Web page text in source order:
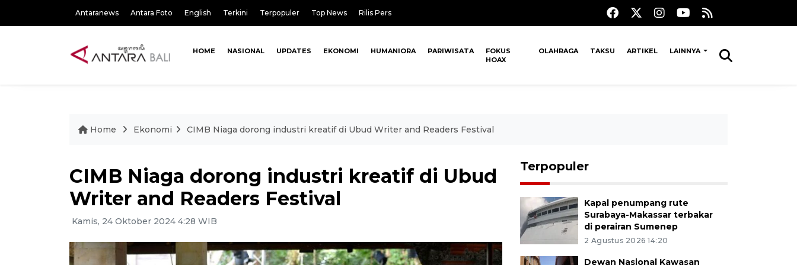
Antaranews Antara Foto English Terkini Terpopuler Top News Rilis Pers
HOME NASIONAL UPDATES EKONOMI HUMANIORA PARIWISATA
FOKUS
HOAX
OLAHRAGA TAKSU ARTIKEL LAINNYA
Home Ekonomi CIMB Niaga dorong industri kreatif di Ubud Writer and Readers Festival
CIMB Niaga dorong industri kreatif di Ubud
Writer and Readers Festival
Kamis, 24 Oktober 2024 4:28 WIB
Terpopuler
Kapal penumpang rute
Surabaya-Makassar terbakar
di perairan Sumenep
2 Agustus 2026 14:20
Dewan Nasional Kawasan